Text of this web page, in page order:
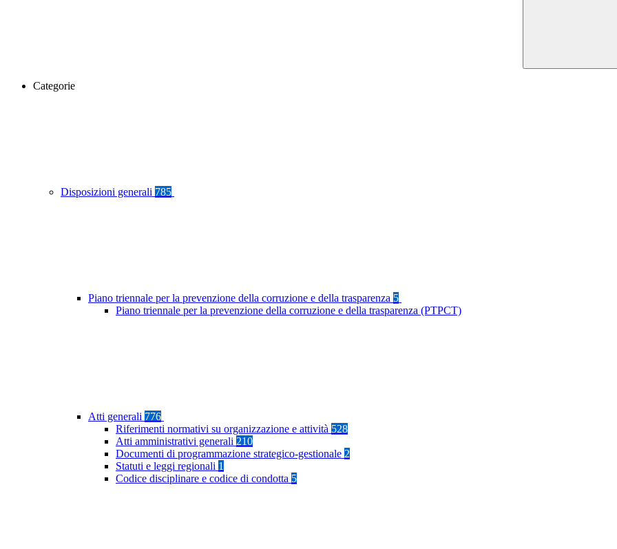
Categorie
Disposizioni generali 785
Piano triennale per la prevenzione della corruzione e della trasparenza 5
Piano triennale per la prevenzione della corruzione e della trasparenza (PTPCT)
Atti generali 776
Riferimenti normativi su organizzazione e attività 528
Atti amministrativi generali 210
Documenti di programmazione strategico-gestionale 2
Statuti e leggi regionali 1
Codice disciplinare e codice di condotta 5